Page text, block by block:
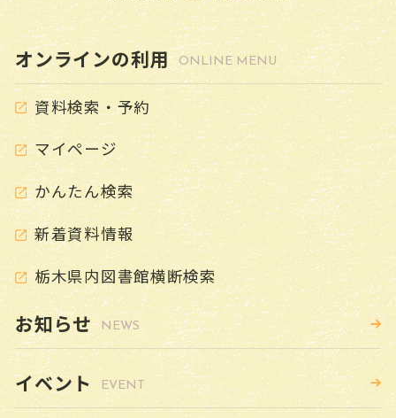
ハンディキャップ・サービス（本館）
こどものページ CHILD
YAのページ（ヤングアダルト） YOUNG ADULT
よくある質問 FAQ
ピックアップ PICK UP
デジタルアーカイブ
ボランティア紹介
雑誌スポンサー制度
図書館の計画
オンラインの利用 ONLINE MENU
資料検索・予約
マイページ
かんたん検索
新着資料情報
栃木県内図書館横断検索
お知らせ NEWS
イベント EVENT